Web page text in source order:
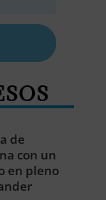
de
con un
en pleno